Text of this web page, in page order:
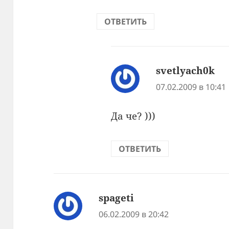
ОТВЕТИТЬ
svetlyach0k
07.02.2009 в 10:41
Да че? )))
ОТВЕТИТЬ
spageti
06.02.2009 в 20:42